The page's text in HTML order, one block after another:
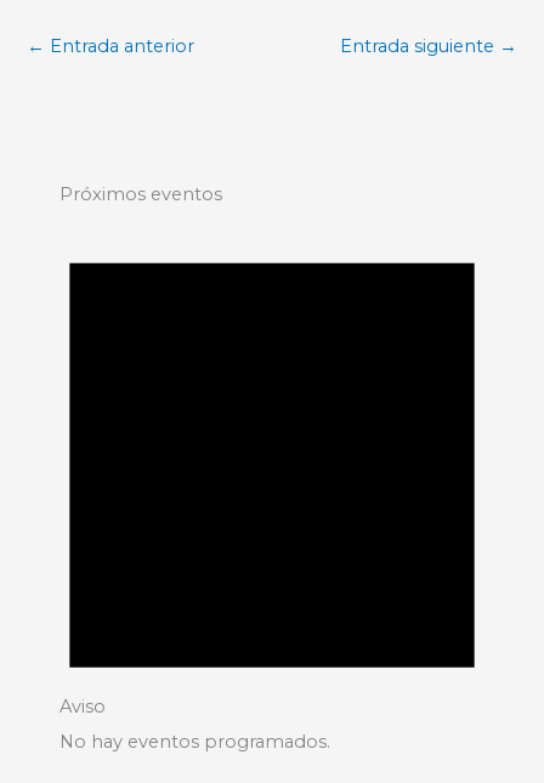
← Entrada anterior Entrada siguiente →
Próximos eventos
Aviso
No hay eventos programados.